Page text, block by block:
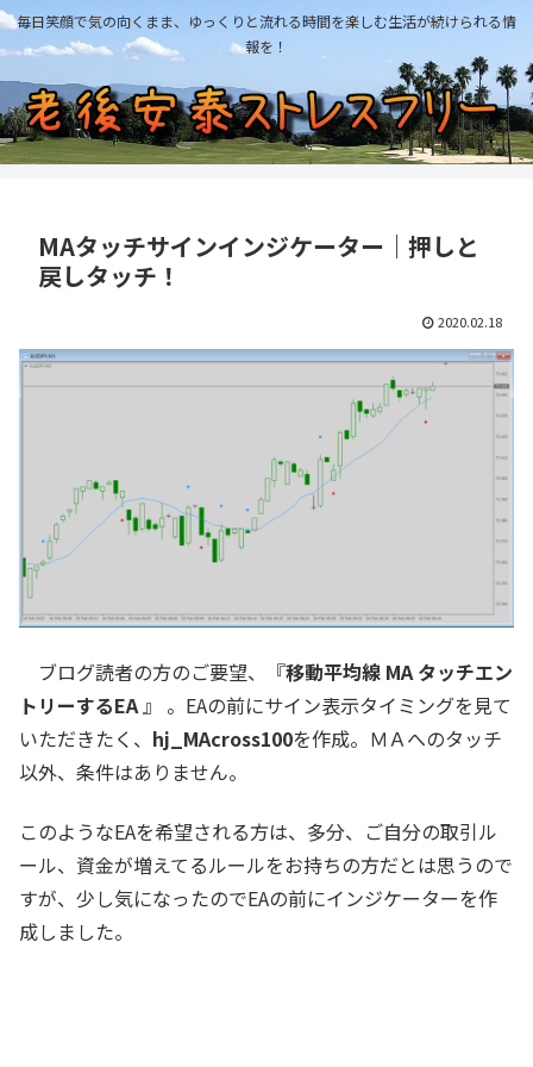
毎日笑顔で気の向くまま、ゆっくりと流れる時間を楽しむ生活が続けられる情
報を！
MAタッチサインインジケーター｜押しと
戻しタッチ！
2020.02.18
ブログ読者の方のご要望、『移動平均線 MA タッチエン
トリーするEA 』 。EAの前にサイン表示タイミングを見て
いただきたく、 hj_MAcross100を作成。ＭＡへのタッチ
以外、条件はありません。
このようなEAを希望される方は、多分、ご自分の取引ル
ール、資金が増えてるルールをお持ちの方だとは思うので
すが、少し気になったのでEAの前にインジケーターを作
成しました。